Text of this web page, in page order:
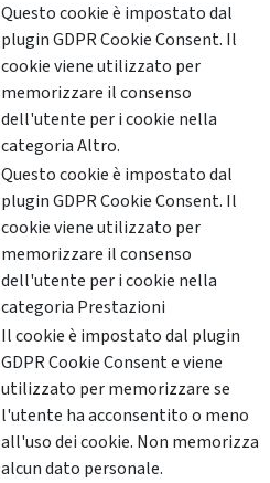
Questo cookie è impostato dal
plugin GDPR Cookie Consent. Il
cookie viene utilizzato per
memorizzare il consenso
dell'utente per i cookie nella
categoria Altro.
Questo cookie è impostato dal
plugin GDPR Cookie Consent. Il
cookie viene utilizzato per
memorizzare il consenso
dell'utente per i cookie nella
categoria Prestazioni
Il cookie è impostato dal plugin
GDPR Cookie Consent e viene
utilizzato per memorizzare se
l'utente ha acconsentito o meno
all'uso dei cookie. Non memorizza
alcun dato personale.